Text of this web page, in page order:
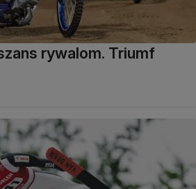
rywalom. Triumf